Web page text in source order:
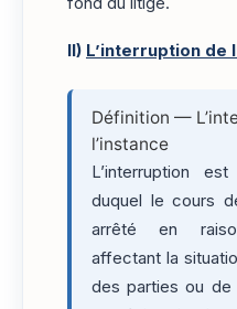
II) L’interruption de
Définition —
l’instance
L’interruption
duquel le cours
arrêté en
affectant la
des parties ou de